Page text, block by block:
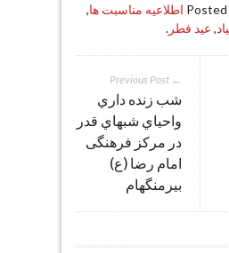
Posted اطلاعیه مناسبت ها,
, عید فطر.
← Previous Post
شب زنده داري
واحياي شبهاي قدر
در مرکز فرهنگی
امام رضا (ع)
بیرمنگهام